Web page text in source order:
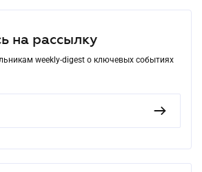
на рассылку
weekly-digest о ключевых событиях